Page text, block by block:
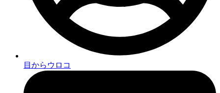
目からウロコ